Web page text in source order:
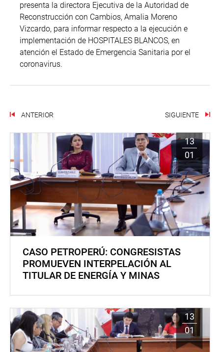
presenta la directora Ejecutiva de la Autoridad de
Reconstrucción con Cambios, Amalia Moreno
Vizcardo, para informar respecto a la ejecución e
implementación de HOSPITALES BLANCOS, en
atención el Estado de Emergencia Sanitaria por el
coronavirus.
ANTERIOR SIGUIENTE
13
01
CASO PETROPERÚ: CONGRESISTAS
PROMUEVEN INTERPELACIÓN AL
TITULAR DE ENERGÍA Y MINAS
13
01